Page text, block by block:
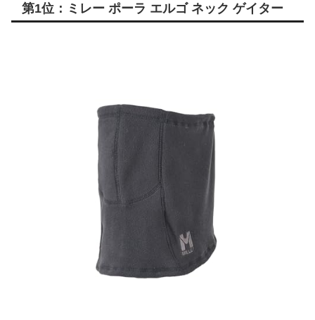
第1位：ミレー ポーラ エルゴ ネック ゲイター